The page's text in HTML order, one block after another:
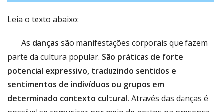
Leia o texto abaixo:
As danças são manifestações corporais que fazem
parte da cultura popular. São práticas de forte
potencial expressivo, traduzindo sentidos e
sentimentos de indivíduos ou grupos em
determinado contexto cultural. Através das danças é